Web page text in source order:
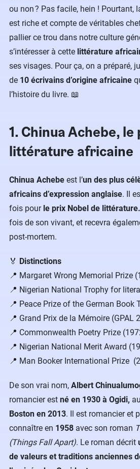
ou non ? Pas facile, hein ! Pourtant,
est riche et compte de véritables
pallier ce trou dans notre culture
s’intéresser à cette littérature
ses visages. Pour ça, on a préparé,
de 10 écrivains d’origine africaine
l’histoire du livre. 📖
1. Chinua Achebe, le
littérature africaine
Chinua Achebe est l’un des plus
africains d’expression anglaise. Il
fois pour le prix Nobel de littérature.
fois de son vivant, et recevra
post-mortem.
🏅 Distinctions
📍 Margaret Wrong Memorial Prize
📍 Nigerian National Trophy for
📍 Peace Prize of the German Book
📍 Grand Prix de la Mémoire (GPAL
📍 Commonwealth Poetry Prize
📍 Nigerian National Merit Award
📍 Man Booker International Prize
De son vrai nom, Albert
romancier est né en 1930 à Ogidi,
Boston en 2013. Il est romancier et
connaître en 1958 avec son roman
(Things Fall Apart). Le roman décrit
de valeurs et traditions anciennes